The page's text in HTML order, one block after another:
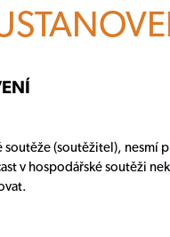
soutěže (soutěžitel), nesmí
v hospodářské soutěži
tipy